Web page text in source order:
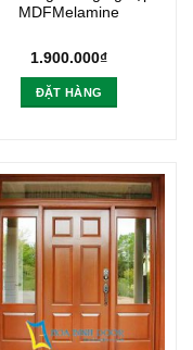
MDFMelamine
1.900.000₫
ĐẶT HÀNG